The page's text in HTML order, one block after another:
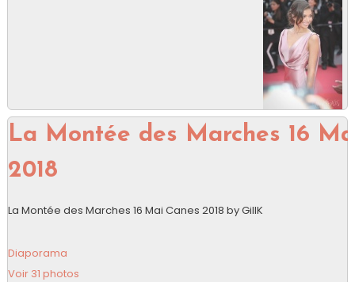
La Montée des Marches 16
2018
La Montée des Marches 16 Mai Canes 2018 by GillK
Diaporama
Voir 31 photos